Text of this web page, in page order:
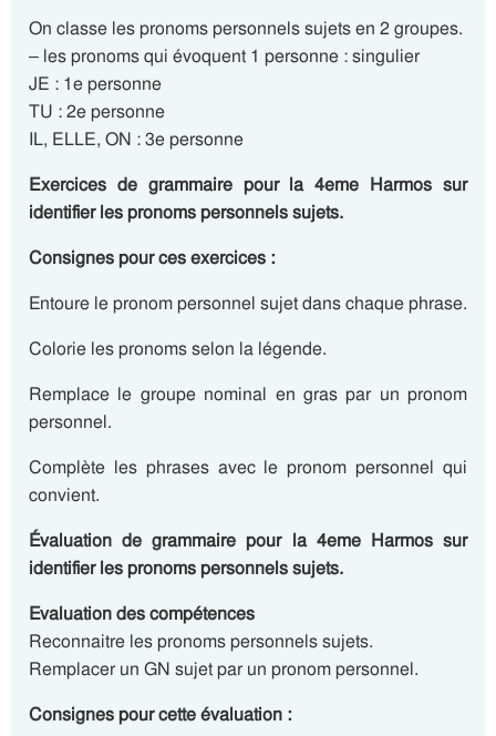
On classe les pronoms personnels sujets en 2 groupes.
– les pronoms qui évoquent 1 personne : singulier
JE : 1e personne
TU : 2e personne
IL, ELLE, ON : 3e personne
Exercices de grammaire pour la 4eme Harmos sur
identifier les pronoms personnels sujets.
Consignes pour ces exercices :
Entoure le pronom personnel sujet dans chaque phrase.
Colorie les pronoms selon la légende.
Remplace le groupe nominal en gras par un pronom
personnel.
Complète les phrases avec le pronom personnel qui
convient.
Évaluation de grammaire pour la 4eme Harmos sur
identifier les pronoms personnels sujets.
Evaluation des compétences
Reconnaitre les pronoms personnels sujets.
Remplacer un GN sujet par un pronom personnel.
Consignes pour cette évaluation :